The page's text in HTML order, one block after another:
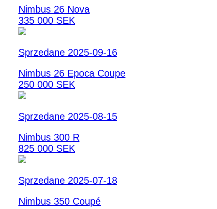
Nimbus 26 Nova
335 000 SEK
Sprzedane 2025-09-16
Nimbus 26 Epoca Coupe
250 000 SEK
Sprzedane 2025-08-15
Nimbus 300 R
825 000 SEK
Sprzedane 2025-07-18
Nimbus 350 Coupé